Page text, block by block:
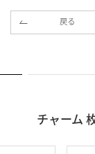
戻る
チャーム